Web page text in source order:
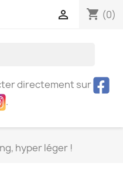
shopping_cart (0)

directement sur
.
hyper léger !